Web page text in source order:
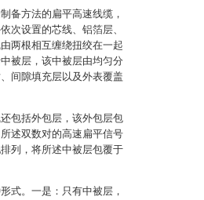
备方法的扁平高速线缆，
次设置的芯线、铝箔层、
两根相互缠绕扭绞在一起
被层，该中被层由均匀分
间隙填充层以及外表覆盖
包括外包层，该外包层包
述双数对的高速扁平信号
列，将所述中被层包覆于
式。一是：只有中被层，